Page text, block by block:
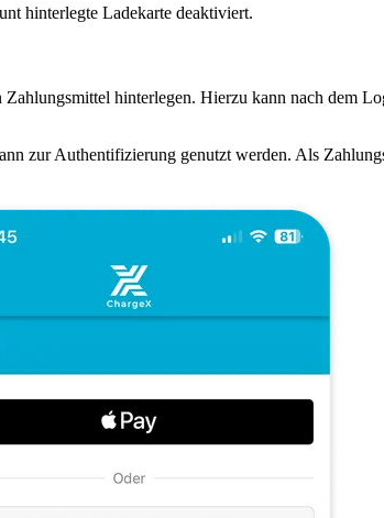
hinterlegte Ladekarte deaktiviert.
hinterlegen. Hierzu kann nach dem
zur Authentifizierung genutzt werden. Als